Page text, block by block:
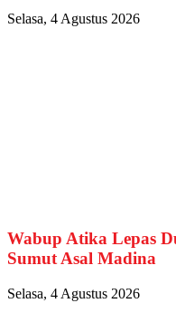
Selasa, 4 Agustus 2026
Wabup Atika Lepas
Sumut Asal Madina
Selasa, 4 Agustus 2026